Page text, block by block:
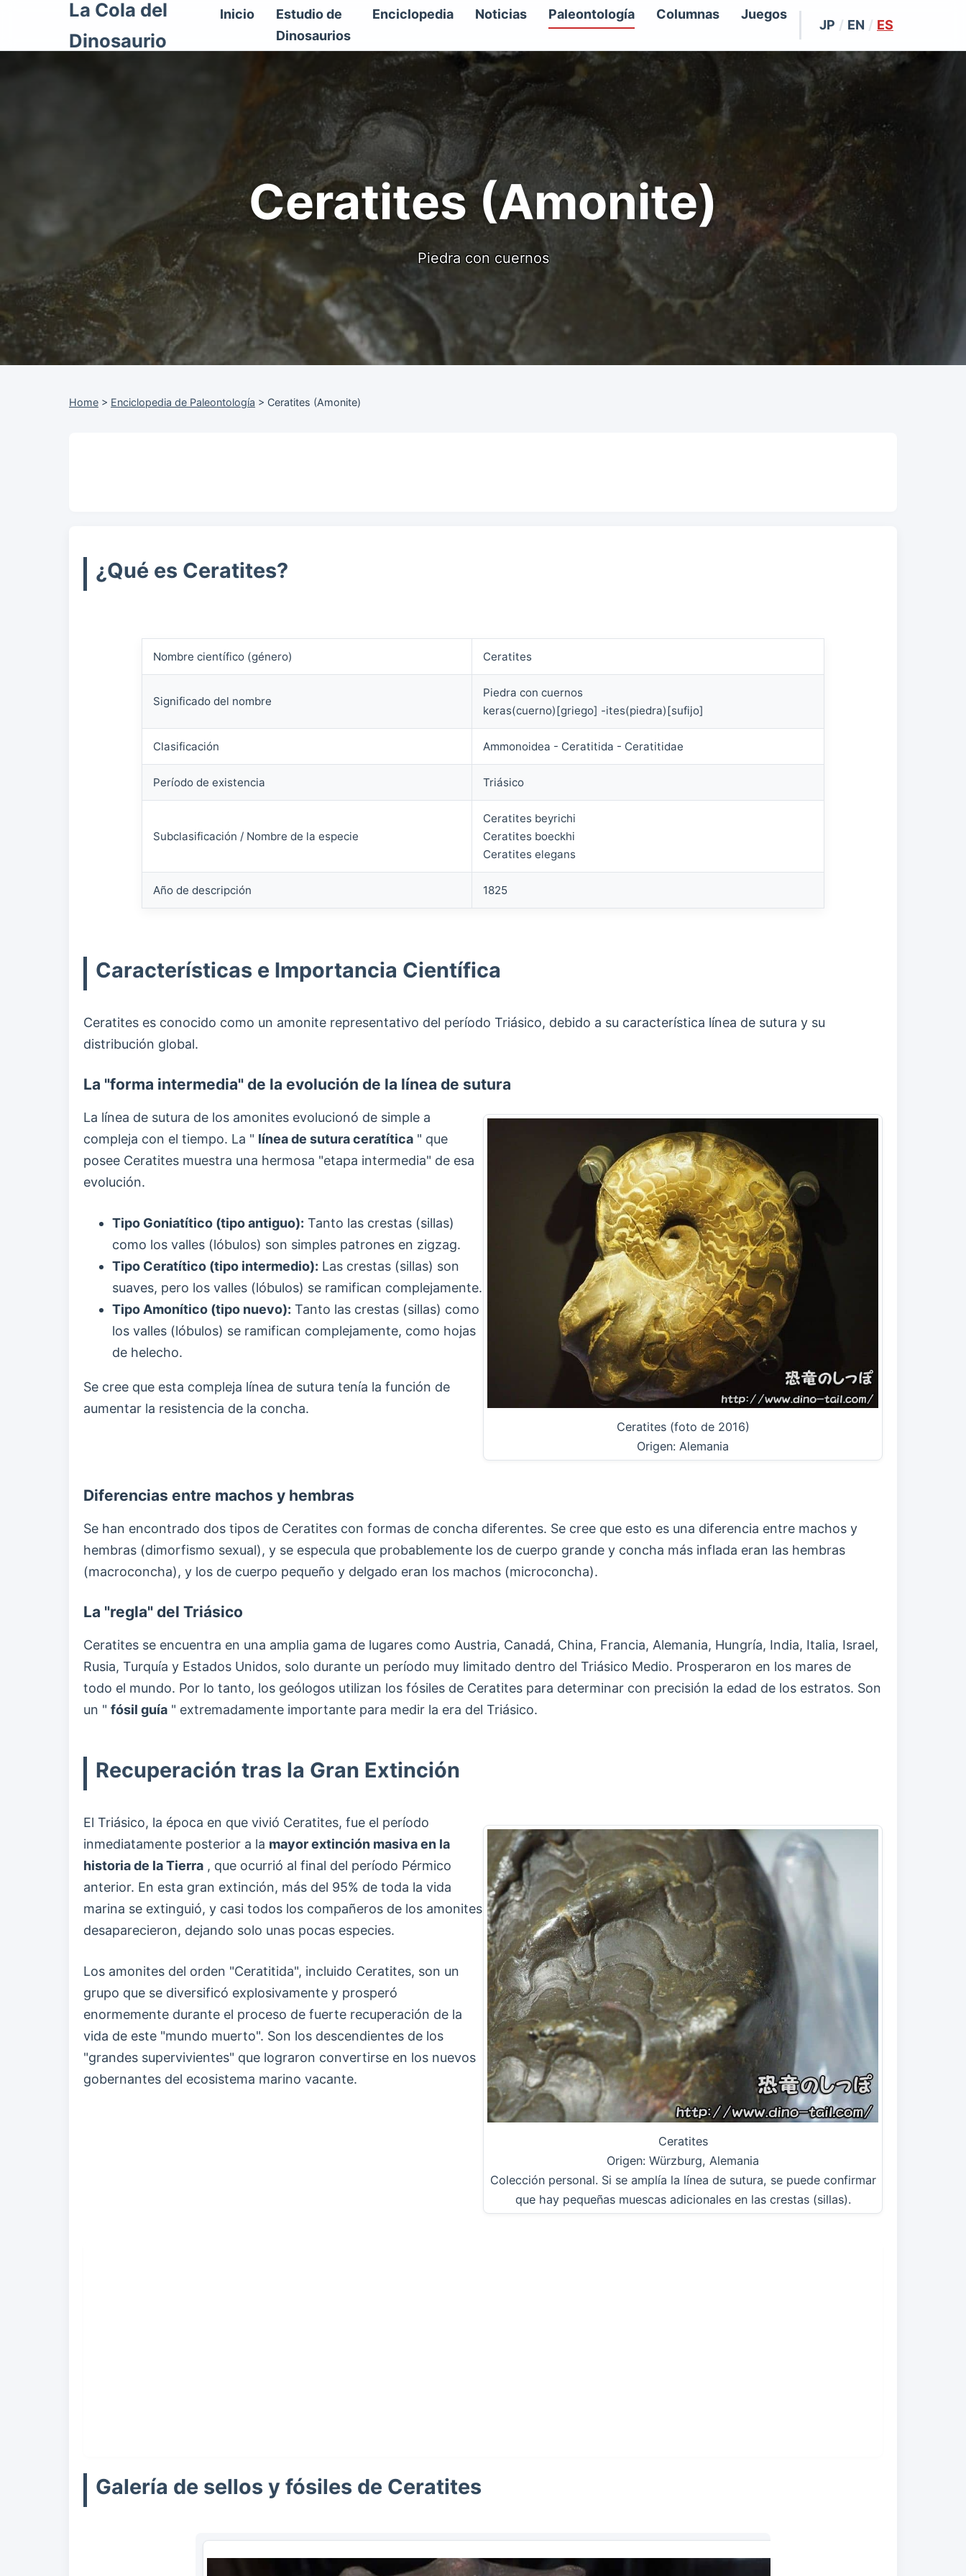
La Cola del
Dinosaurio
Inicio
Estudio de
Dinosaurios
Enciclopedia Noticias Paleontología Columnas Juegos
JP / EN / ES
Ceratites (Amonite)
Piedra con cuernos
Home > Enciclopedia de Paleontología > Ceratites (Amonite)
¿Qué es Ceratites?
Nombre científico (género) Ceratites
Significado del nombre
Piedra con cuernos
keras(cuerno)[griego] -ites(piedra)[sufijo]
Clasificación Ammonoidea - Ceratitida - Ceratitidae
Período de existencia Triásico
Subclasificación / Nombre de la especie
Ceratites beyrichi
Ceratites boeckhi
Ceratites elegans
Año de descripción 1825
Características e Importancia Científica
Ceratites es conocido como un amonite representativo del período Triásico, debido a su característica línea de sutura y su
distribución global.
La "forma intermedia" de la evolución de la línea de sutura
Ceratites (foto de 2016)
Origen: Alemania
La línea de sutura de los amonites evolucionó de simple a
compleja con el tiempo. La " línea de sutura ceratítica " que
posee Ceratites muestra una hermosa "etapa intermedia" de esa
evolución.
Tipo Goniatítico (tipo antiguo): Tanto las crestas (sillas)
como los valles (lóbulos) son simples patrones en zigzag.
Tipo Ceratítico (tipo intermedio): Las crestas (sillas) son
suaves, pero los valles (lóbulos) se ramifican complejamente.
Tipo Amonítico (tipo nuevo): Tanto las crestas (sillas) como
los valles (lóbulos) se ramifican complejamente, como hojas
de helecho.
Se cree que esta compleja línea de sutura tenía la función de
aumentar la resistencia de la concha.
Diferencias entre machos y hembras
Se han encontrado dos tipos de Ceratites con formas de concha diferentes. Se cree que esto es una diferencia entre machos y
hembras (dimorfismo sexual), y se especula que probablemente los de cuerpo grande y concha más inflada eran las hembras
(macroconcha), y los de cuerpo pequeño y delgado eran los machos (microconcha).
La "regla" del Triásico
Ceratites se encuentra en una amplia gama de lugares como Austria, Canadá, China, Francia, Alemania, Hungría, India, Italia, Israel,
Rusia, Turquía y Estados Unidos, solo durante un período muy limitado dentro del Triásico Medio. Prosperaron en los mares de
todo el mundo. Por lo tanto, los geólogos utilizan los fósiles de Ceratites para determinar con precisión la edad de los estratos. Son
un " fósil guía " extremadamente importante para medir la era del Triásico.
Recuperación tras la Gran Extinción
Ceratites
Origen: Würzburg, Alemania
Colección personal. Si se amplía la línea de sutura, se puede confirmar
que hay pequeñas muescas adicionales en las crestas (sillas).
El Triásico, la época en que vivió Ceratites, fue el período
inmediatamente posterior a la mayor extinción masiva en la
historia de la Tierra , que ocurrió al final del período Pérmico
anterior. En esta gran extinción, más del 95% de toda la vida
marina se extinguió, y casi todos los compañeros de los amonites
desaparecieron, dejando solo unas pocas especies.
Los amonites del orden "Ceratitida", incluido Ceratites, son un
grupo que se diversificó explosivamente y prosperó
enormemente durante el proceso de fuerte recuperación de la
vida de este "mundo muerto". Son los descendientes de los
"grandes supervivientes" que lograron convertirse en los nuevos
gobernantes del ecosistema marino vacante.
Galería de sellos y fósiles de Ceratites